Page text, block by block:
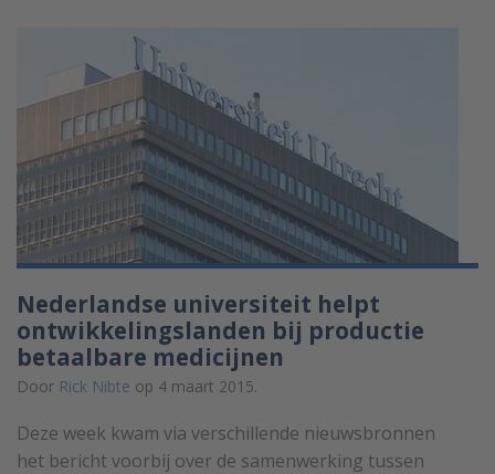
Nederlandse universiteit helpt
ontwikkelingslanden bij productie
betaalbare medicijnen
Door Rick Nibte op 4 maart 2015.
Deze week kwam via verschillende nieuwsbronnen
het bericht voorbij over de samenwerking tussen